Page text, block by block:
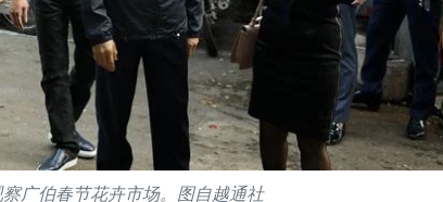
察广伯春节花卉市场。图自越通社